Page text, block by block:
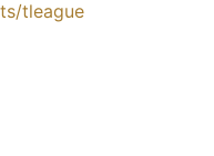
tleague